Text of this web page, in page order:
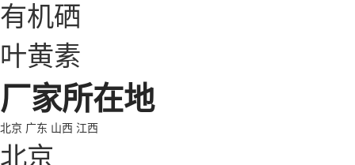
有机硒
叶黄素
厂家所在地
北京 广东 山西 江西
北京